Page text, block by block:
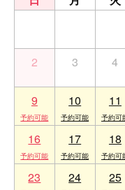
2 3 4
9 10 11
16 17 18
23 24 25